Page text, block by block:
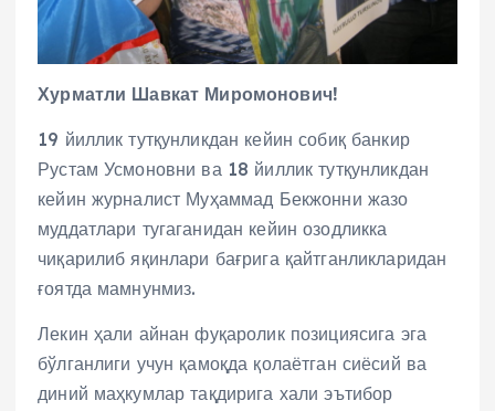
Хурматли Шавкат Миромонович!
19 йиллик тутқунликдан кейин собиқ банкир
Рустам Усмоновни ва 18 йиллик тутқунликдан
кейин журналист Муҳаммад Бекжонни жазо
муддатлари тугаганидан кейин озодликка
чиқарилиб яқинлари бағрига қайтганликларидан
ғоятда мамнунмиз.
Лекин ҳали айнан фуқаролик позициясига эга
бўлганлиги учун қамоқда қолаётган сиёсий ва
диний маҳкумлар тақдирига хали эътибор